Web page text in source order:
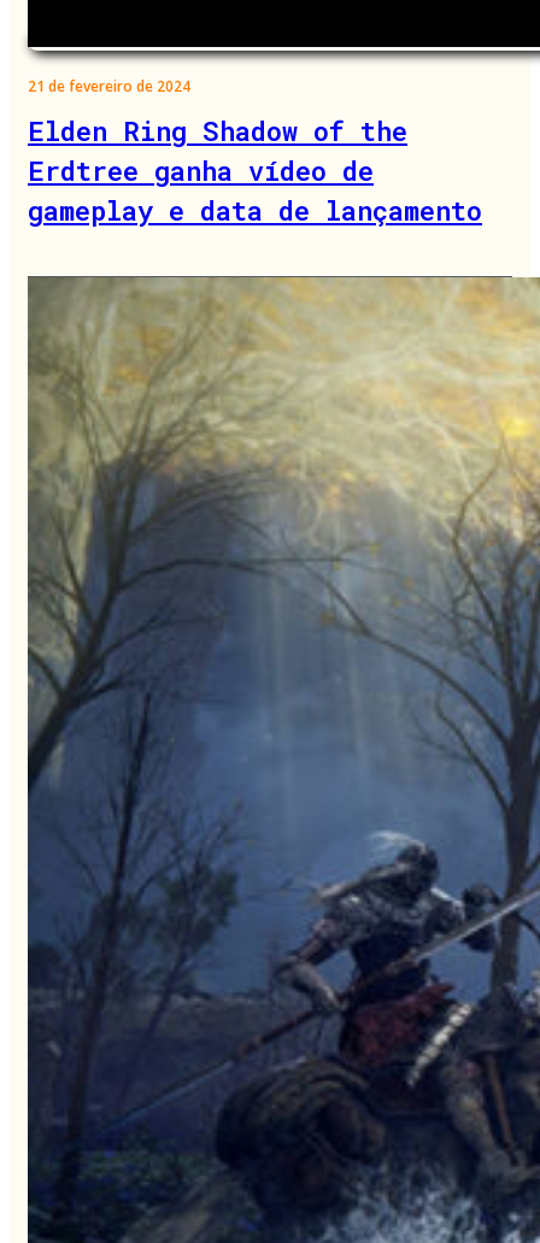
21 de fevereiro de 2024
Elden Ring Shadow of the
Erdtree ganha vídeo de
gameplay e data de lançamento